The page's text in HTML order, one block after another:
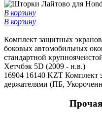
В корзину
В корзину
Комплект защитных
боковых автомобильных
стандартной
Хетчбэк 5D (2009 - н.в.)
16904 16140 KZT Комплект
держателями (ПБ,